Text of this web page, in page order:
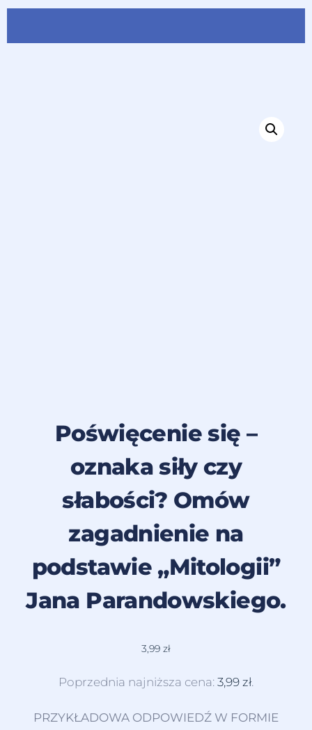
Poświęcenie się –
oznaka siły czy
słabości? Omów
zagadnienie na
podstawie „Mitologii”
Jana Parandowskiego.
3,99 zł
Poprzednia najniższa cena: 3,99 zł.
PRZYKŁADOWA ODPOWIEDŹ W FORMIE